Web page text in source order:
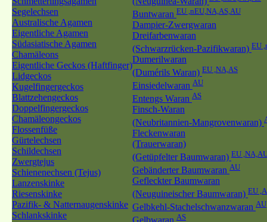
Segelechsen
Australische Agamen
Eigentliche Agamen
Südasiatische Agamen
Chamäleons
Eigentliche Geckos (Haftfinger)
Lidgeckos
Kugelfingergeckos
Blattzehengeckos
Doppelfingergeckos
Chamäleongeckos
Flossenfüße
Gürtelechsen
Schildechsen
Zwergtejus
Schienenechsen (Tejus)
Lanzenskinke
Riesenskinke
Pazifik- & Natternaugenskinke
Schlankskinke
Buntwaran EU ,nEU,NA,AS,AU
Dampier-Zwergwaran
Dreifarbenwaran
(Schwarzrücken-Pazifikwaran) EU
Dumerilwaran
(Dumérils Waran) EU ,NA,AS
Einsiedelwaran AU
Entengs Waran AS
Finsch-Waran
(Neubritannien-Mangrovenwaran)
Fleckenwaran
(Trauerwaran)
(Getüpfelter Baumwaran) EU
Gebänderter Baumwaran AU
Gefleckter Baumwaran
(Neuguineischer Baumwaran) EU
Gelbkehl-Stachelschwanzwaran AU
AS